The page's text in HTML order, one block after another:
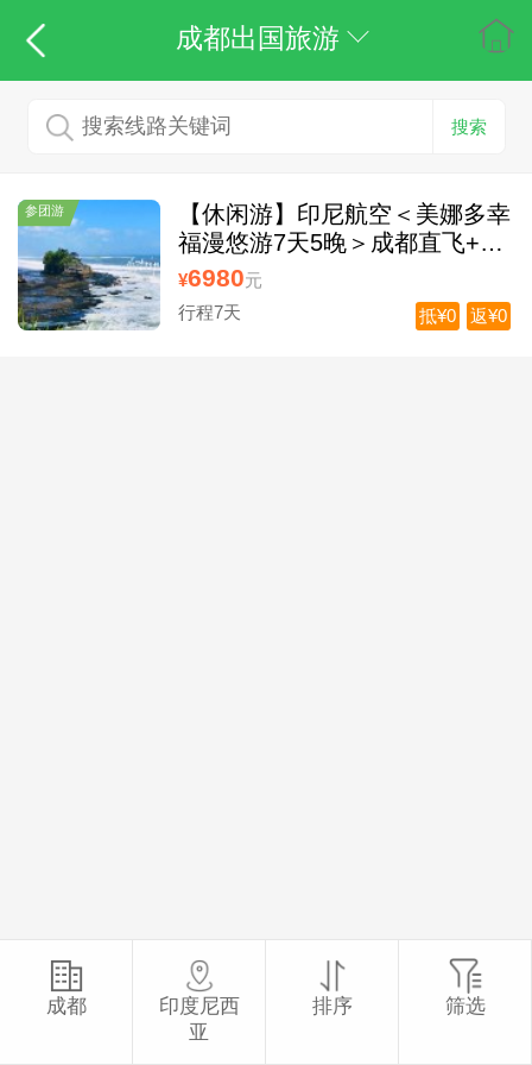
成都出国旅游
搜索
参团游
【休闲游】印尼航空＜美娜多幸
福漫悠游7天5晚＞成都直飞+入
住五星酒店+无需签证说走就
走。比巴厘岛更幸福的海岛。
¥6980元
行程7天
返¥0
抵¥0
成都
印度尼西
亚
排序 筛选